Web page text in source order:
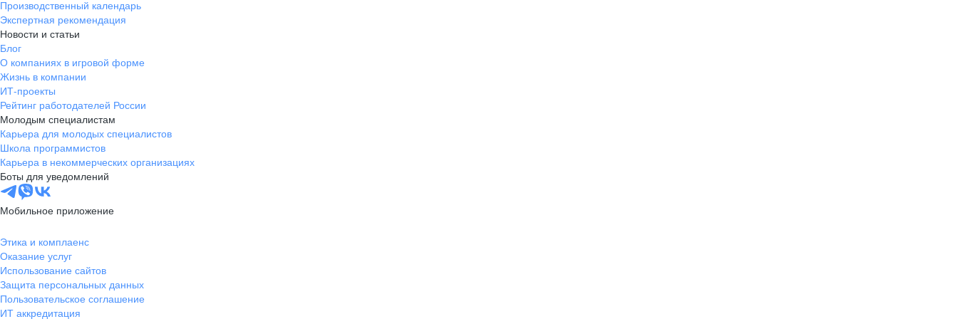
Производственный календарь
Экспертная рекомендация
Новости и статьи
Блог
О компаниях в игровой форме
Жизнь в компании
ИТ-проекты
Рейтинг работодателей России
Молодым специалистам
Карьера для молодых специалистов
Школа программистов
Карьера в некоммерческих организациях
Боты для уведомлений
Мобильное приложение
Этика и комплаенс
Оказание услуг
Использование сайтов
Защита персональных данных
Пользовательское соглашение
ИТ аккредитация